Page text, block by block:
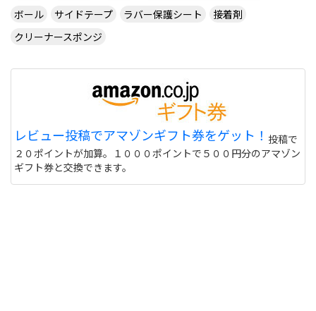
ボール
サイドテープ ラバー保護シート
接着剤
クリーナースポンジ
レビュー投稿でアマゾンギフト券をゲット！ 投稿で
２０ポイントが加算。１０００ポイントで５００円分のアマゾン
ギフト券と交換できます。